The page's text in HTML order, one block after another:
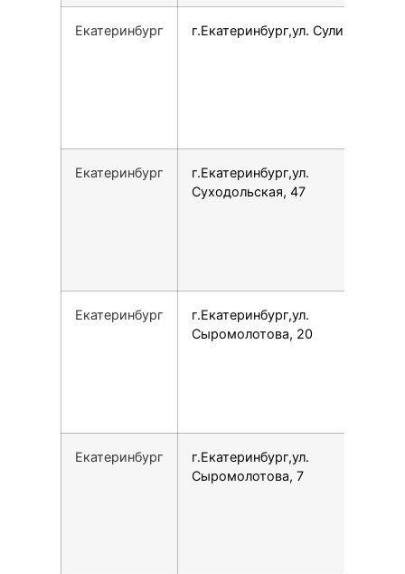
Екатеринбург г.Екатеринбург,ул. Сулимова, 23
Екатеринбург
г.Екатеринбург,ул.
Суходольская, 47
Екатеринбург
г.Екатеринбург,ул.
Сыромолотова, 20
Екатеринбург
г.Екатеринбург,ул.
Сыромолотова, 7